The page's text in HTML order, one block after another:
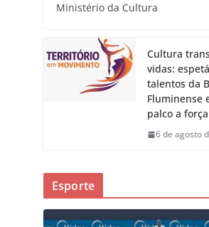
Ministério da Cultura
Cultura
vidas:
talentos da
Fluminense
palco a
6 de agosto
Esporte